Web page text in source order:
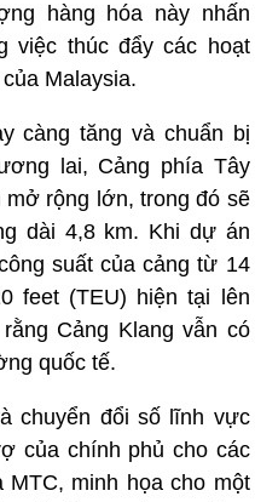
hàng hóa này nhấn
việc thúc đẩy các hoạt
Malaysia.
càng tăng và chuẩn bị
lai, Cảng phía Tây
mở rộng lớn, trong đó sẽ
dài 4,8 km. Khi dự án
suất của cảng từ 14
feet (TEU) hiện tại lên
Cảng Klang vẫn có
quốc tế.
chuyển đổi số lĩnh vực
của chính phủ cho các
minh họa cho một